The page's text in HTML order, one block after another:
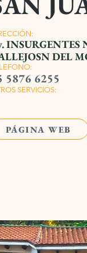
INSURGENTES
DEL
5876 6255
SERVICIOS:
PÁGINA WEB